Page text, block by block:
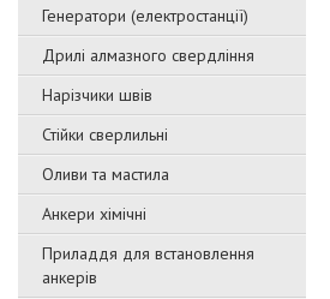
Генератори (електростанції)
Дрилі алмазного свердління
Нарізчики швів
Стійки сверлильні
Оливи та мастила
Анкери хімічні
Приладдя для встановлення
анкерів